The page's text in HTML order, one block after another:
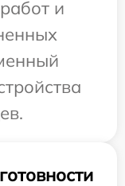
и